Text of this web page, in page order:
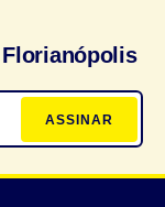
ASSINAR